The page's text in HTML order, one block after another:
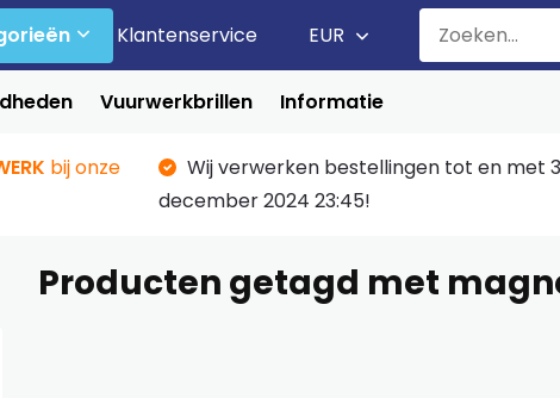
Klantenservice EUR
Vuurwerkbrillen Informatie
bij onze
Wij verwerken bestellingen tot en met
december 2024 23:45!
Producten getagd met